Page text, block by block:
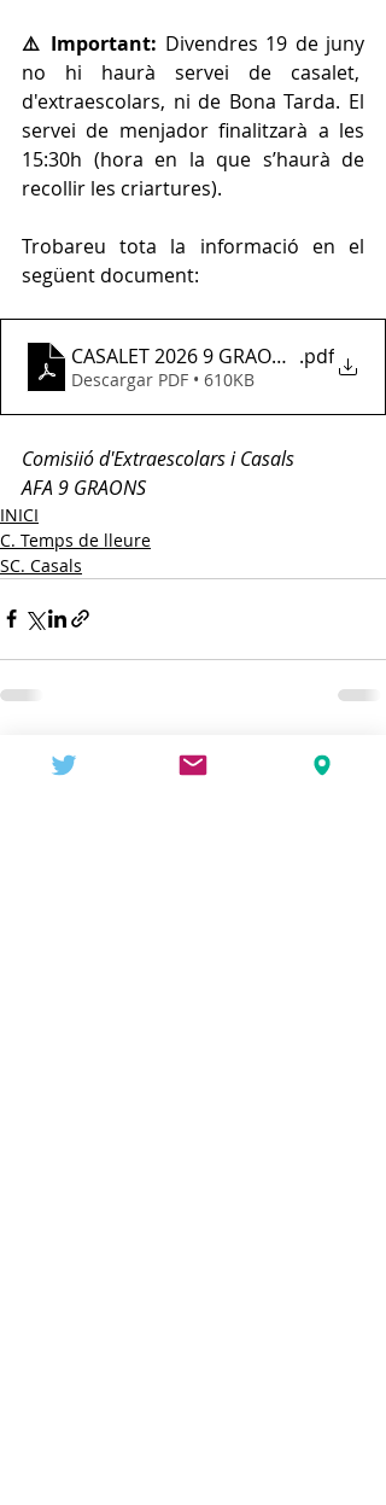
⚠️ Important: Divendres 19 de juny
no hi haurà servei de casalet,
d'extraescolars, ni de Bona Tarda. El
servei de menjador finalitzarà a les
15:30h (hora en la que s’haurà de
recollir les criartures).
Trobareu tota la informació en el
següent document:
CASALET 2026 9 GRAONS).pdf
Descargar PDF • 610KB
Comisiió d'Extraescolars i Casals
AFA 9 GRAONS
INICI
C. Temps de lleure
SC. Casals
Entradas recientes Ver todo